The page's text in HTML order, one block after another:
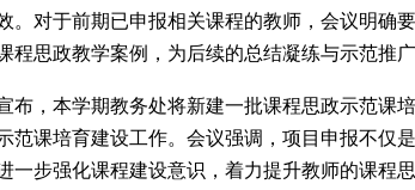
。对于前期已申报相关课程的教师，会议明确
程思政教学案例，为后续的总结凝练与示范推广
布，本学期教务处将新建一批课程思政示范课
范课培育建设工作。会议强调，项目申报不仅
一步强化课程建设意识，着力提升教师的课程